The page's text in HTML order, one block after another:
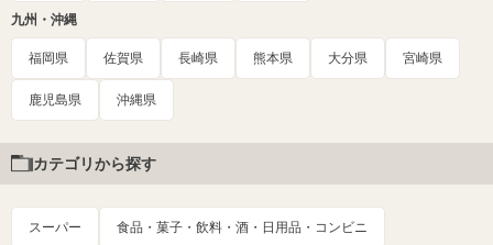
九州・沖縄
福岡県 佐賀県 長崎県 熊本県 大分県 宮崎県
鹿児島県 沖縄県
カテゴリから探す
スーパー 食品・菓子・飲料・酒・日用品・コンビニ